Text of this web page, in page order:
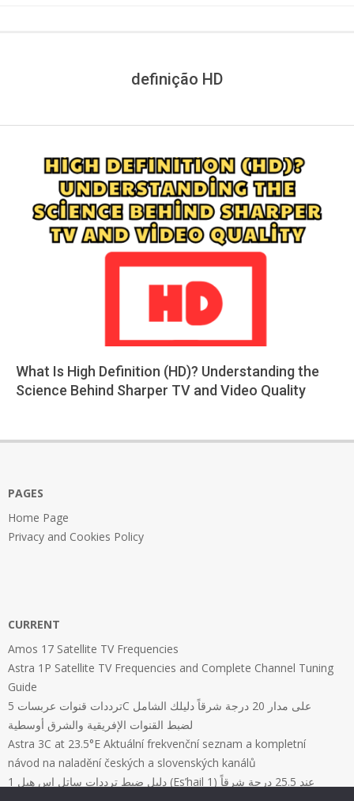
definição HD
What Is High Definition (HD)? Understanding the
Science Behind Sharper TV and Video Quality
21
PAGES
Home Page
Privacy and Cookies Policy
CURRENT
Amos 17 Satellite TV Frequencies
Astra 1P Satellite TV Frequencies and Complete Channel Tuning
Guide
ترددات قنوات عربسات 5C على مدار 20 درجة شرقاً دليلك الشامل
لضبط القنوات الإفريقية والشرق أوسطية
Astra 3C at 23.5°E Aktuální frekvenční seznam a kompletní
návod na naladění českých a slovenských kanálů
دليل ضبط ترددات ساتل إس هيل 1 (Es’hail 1) عند 25.5 درجة شرقاً